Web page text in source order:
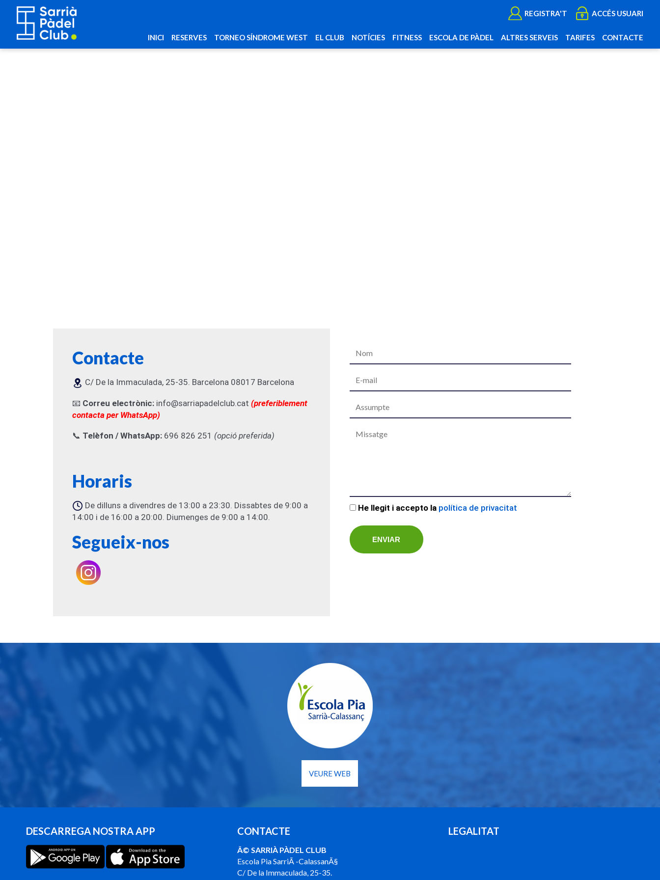
REGISTRA'T ACCÉS USUARI
INICI RESERVES TORNEO SÍNDROME WEST EL CLUB NOTÍCIES FITNESS ESCOLA DE PÀDEL ALTRES SERVEIS TARIFES CONTACTE
Contacte
C/ De la Immaculada, 25-35. Barcelona 08017 Barcelona
📧 Correu electrònic: info@sarriapadelclub.cat (preferiblement
contacta per WhatsApp)
📞 Telèfon / WhatsApp: 696 826 251 (opció preferida)
Horaris
De dilluns a divendres de 13:00 a 23:30. Dissabtes de 9:00 a
14:00 i de 16:00 a 20:00. Diumenges de 9:00 a 14:00.
Segueix-nos
He llegit i accepto la política de privacitat
VEURE WEB
DESCARREGA NOSTRA APP CONTACTE
Â© SARRIÀ PÀDEL CLUB
Escola Pia SarriÃ -CalassanÃ§
C/ De la Immaculada, 25-35.
LEGALITAT